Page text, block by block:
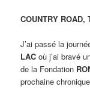
COUNTRY ROAD,
J’ai passé la
LAC où j’ai bravé
de la Fondation
prochaine